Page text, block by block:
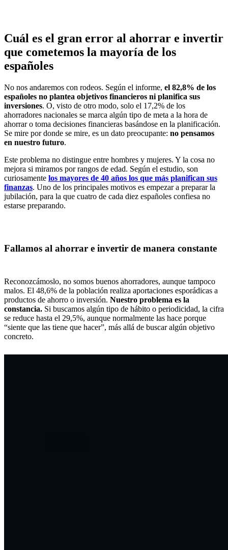
Cuál es el gran error al ahorrar e invertir
que cometemos la mayoría de los
españoles
No nos andaremos con rodeos. Según el informe, el 82,8% de los
españoles no plantea objetivos financieros ni planifica sus
inversiones. O, visto de otro modo, solo el 17,2% de los
ahorradores nacionales se marca algún tipo de meta a la hora de
ahorrar o toma decisiones financieras basándose en la planificación.
Se mire por donde se mire, es un dato preocupante: no pensamos
en nuestro futuro.
Este problema no distingue entre hombres y mujeres. Y la cosa no
mejora si miramos por rangos de edad. Según el estudio, son
curiosamente los mayores de 40 años los que más planifican sus
finanzas. Uno de los principales motivos es empezar a preparar la
jubilación, para la que cuatro de cada diez españoles confiesa no
estarse preparando.
Fallamos al ahorrar e invertir de manera constante
Reconozcámoslo, no somos buenos ahorradores, aunque tampoco
malos. El 48,6% de la población realiza aportaciones esporádicas a
productos de ahorro o inversión. Nuestro problema es la
constancia. Si buscamos algún tipo de hábito o periodicidad, la cifra
se reduce hasta el 29,5%, aunque normalmente las hace porque
“siente que las tiene que hacer”, más allá de buscar algún objetivo
concreto.